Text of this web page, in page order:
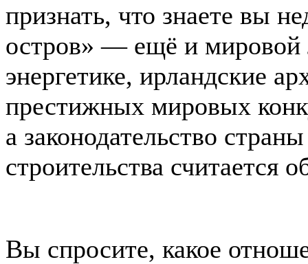
признать, что знаете вы
остров» — ещё и мировой
энергетике, ирландские
престижных мировых
а законодательство
строительства считается
Вы спросите, какое